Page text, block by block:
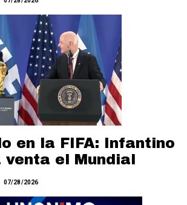
en la FIFA: Infantino
venta el Mundial
07/28/2026